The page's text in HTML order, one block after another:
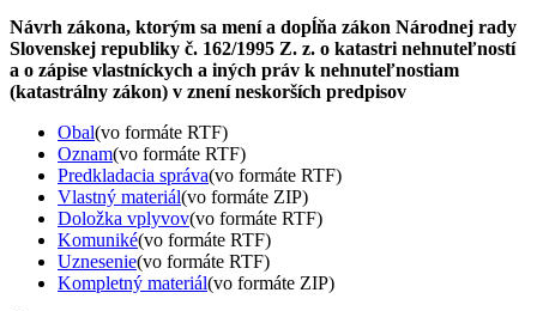
Návrh zákona, ktorým sa mení a dopĺňa zákon Národnej rady
Slovenskej republiky č. 162/1995 Z. z. o katastri nehnuteľností
a o zápise vlastníckych a iných práv k nehnuteľnostiam
(katastrálny zákon) v znení neskorších predpisov
Obal(vo formáte RTF)
Oznam(vo formáte RTF)
Predkladacia správa(vo formáte RTF)
Vlastný materiál(vo formáte ZIP)
Doložka vplyvov(vo formáte RTF)
Komuniké(vo formáte RTF)
Uznesenie(vo formáte RTF)
Kompletný materiál(vo formáte ZIP)